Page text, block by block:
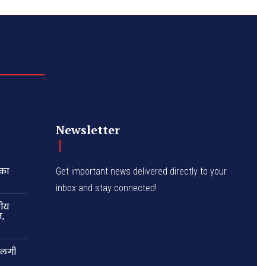
Newsletter
Get important news delivered directly to your
inbox and stay connected!